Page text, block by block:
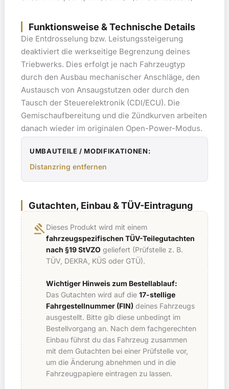
Funktionsweise & Technische Details
Die Entdrosselung bzw. Leistungssteigerung
deaktiviert die werkseitige Begrenzung deines
Triebwerks. Dies erfolgt je nach Fahrzeugtyp
durch den Ausbau mechanischer Anschläge, den
Austausch von Ansaugstutzen oder durch den
Tausch der Steuerelektronik (CDI/ECU). Die
Gemischaufbereitung und die Zündkurven arbeiten
danach wieder im originalen Open-Power-Modus.
UMBAUTEILE / MODIFIKATIONEN:
Distanzring entfernen
Gutachten, Einbau & TÜV-Eintragung
gavel Dieses Produkt wird mit einem
fahrzeugspezifischen TÜV-Teilegutachten
nach §19 StVZO geliefert (Prüfstelle z. B.
TÜV, DEKRA, KÜS oder GTÜ).
Wichtiger Hinweis zum Bestellablauf:
Das Gutachten wird auf die 17-stellige
Fahrgestellnummer (FIN) deines Fahrzeugs
ausgestellt. Bitte gib diese unbedingt im
Bestellvorgang an. Nach dem fachgerechten
Einbau führst du das Fahrzeug zusammen
mit dem Gutachten bei einer Prüfstelle vor,
um die Änderung abnehmen und in die
Fahrzeugpapiere eintragen zu lassen.